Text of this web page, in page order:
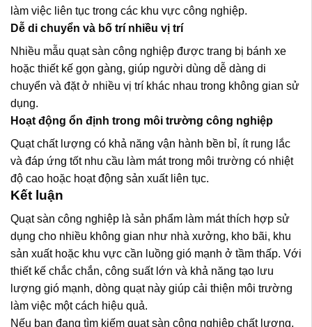
làm việc liên tục trong các khu vực công nghiệp.
Dễ di chuyển và bố trí nhiều vị trí
Nhiều mẫu quạt sàn công nghiệp được trang bị bánh xe
hoặc thiết kế gọn gàng, giúp người dùng dễ dàng di
chuyển và đặt ở nhiều vị trí khác nhau trong không gian sử
dụng.
Hoạt động ổn định trong môi trường công nghiệp
Quạt chất lượng có khả năng vận hành bền bỉ, ít rung lắc
và đáp ứng tốt nhu cầu làm mát trong môi trường có nhiệt
độ cao hoặc hoạt động sản xuất liên tục.
Kết luận
Quạt sàn công nghiệp là sản phẩm làm mát thích hợp sử
dụng cho nhiều không gian như nhà xưởng, kho bãi, khu
sản xuất hoặc khu vực cần luồng gió mạnh ở tầm thấp. Với
thiết kế chắc chắn, công suất lớn và khả năng tạo lưu
lượng gió mạnh, dòng quạt này giúp cải thiện môi trường
làm việc một cách hiệu quả.
Nếu bạn đang tìm kiếm quạt sàn công nghiệp chất lượng,